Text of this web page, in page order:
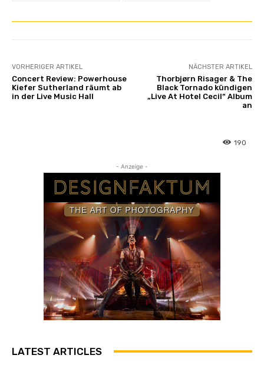
VORHERIGER ARTIKEL
Concert Review: Powerhouse
Kiefer Sutherland räumt ab
in der Live Music Hall
NÄCHSTER ARTIKEL
Thorbjørn Risager & The
Black Tornado kündigen
„Live At Hotel Cecil“ Album
an
190
- Anzeige -
LATEST ARTICLES